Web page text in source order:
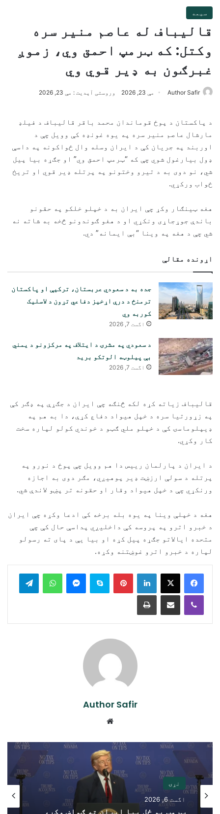
سیمه
قالیباف له عاصم منیر سره
وکتل: که ټرمپ احمق وي، زموږ
غبرګون به ډیر قوي وي
Author Safir مې 23, 2026 وروستی آپدیت : مې 23, 2026
د پاکستان د پوځ قوماندان محمد باقر قالیباف د فیلډ
مارشال عاصم منیر سره په یوه غونډه کې وویل چې د
اوربند په جریان کې د ایران وسله وال ځواکونه په داسې
ډول بیارغول شوي چې که “ټرمپ احمق وي” او جګړه بیا پیل
شي، نو دوی به د تیرو وختونو په پرتله ډیر قوي او تریخ
ځواب ورکړي.
هغه ټینګار وکړ چې ایران به د خپلو خلکو په حقونو
باندې جوړجاړی ونکړي او د هغو ګوندونو څخه به شاته نه
شي چې د هغه په ​​وینا “بې ایمانه” دي.
اړونده مقالې
جده به د سعودي عربستان، ترکیې او پاکستان
ترمنځ د درې اړخیز دفاعي تړون د لاسلیک
کوربه وي
اگست 7, 2026
د سعودي په مشرۍ د ایتلاف په مرکزونو د یمني
بې پیلوټه الوتکو برید
اگست 7, 2026
قالیباف زیاته کړه لکه څنګه چې ایران د جګړې په ډګر کې
په زړورتیا سره د خپل هیواد دفاع کړې، دا به هم په
ډیپلوماسۍ کې د خپلو ملي ګټو د خوندي کولو لپاره سخت
کار وکړي.
د ایران د پارلمان رییس دا هم وویل چې پوځ د نورو په
پرتله د سولې ارزښت ډیر پوهیږي، مګر دوی به اجازه
ورنکړي چې د خپل هیواد وقار او حقونه تر پښو لاندې شي.
هغه د خپلې وینا په یوه بله برخه کې ادعا وکړه چې ایران
د خبرو اترو په پروسه کې داخلیږي پداسې حال کې چې
متحده ایالاتو جګړه پیل کړه او بیا یې د پای ته رسولو
لپاره د خبرو اترو غوښتنه وکړه.
LinkedIn
Pinterest
Skype
Messenger
WhatsApp
Viber
Share via Email
Print
Author Safir
نړۍ
اگست 6, 2026